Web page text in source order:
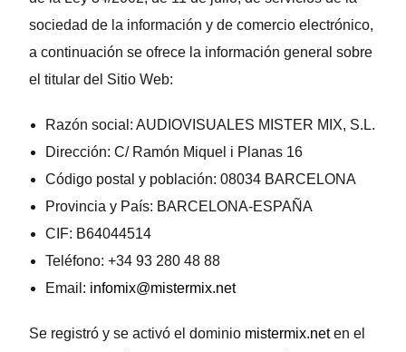
sociedad de la información y de comercio electrónico,
a continuación se ofrece la información general sobre
el titular del Sitio Web:
Razón social: AUDIOVISUALES MISTER MIX, S.L.
Dirección: C/ Ramón Miquel i Planas 16
Código postal y población: 08034 BARCELONA
Provincia y País: BARCELONA-ESPAÑA
CIF: B64044514
Teléfono: +34 93 280 48 88
Email: infomix@mistermix.net
Se registró y se activó el dominio mistermix.neten el